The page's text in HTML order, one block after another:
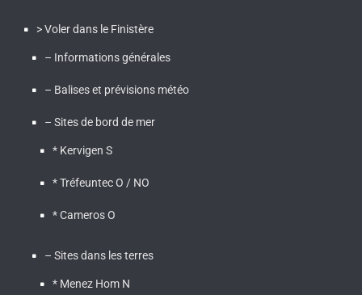
> Voler dans le Finistère
– Informations générales
– Balises et prévisions météo
– Sites de bord de mer
* Kervigen S
* Tréfeuntec O / NO
* Cameros O
– Sites dans les terres
* Menez Hom N